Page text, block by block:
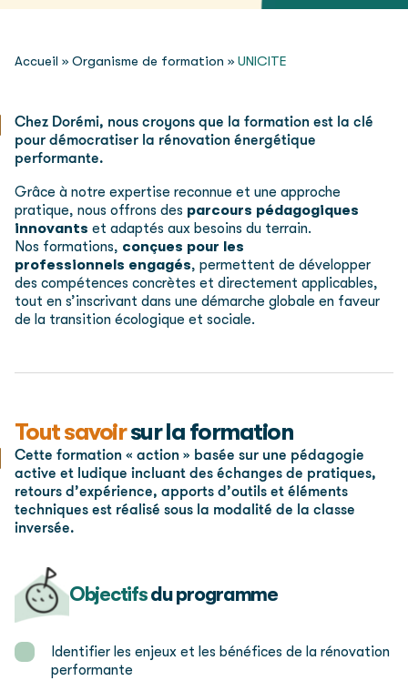
Accueil » Organisme de formation » UNICITE
Chez Dorémi, nous croyons que la formation est la clé
pour démocratiser la rénovation énergétique
performante.
Grâce à notre expertise reconnue et une approche
pratique, nous offrons des parcours pédagogiques
innovants et adaptés aux besoins du terrain.
Nos formations, conçues pour les
professionnels engagés, permettent de développer
des compétences concrètes et directement applicables,
tout en s’inscrivant dans une démarche globale en faveur
de la transition écologique et sociale.
Tout savoirsur la formation
Cette formation « action » basée sur une pédagogie
active et ludique incluant des échanges de pratiques,
retours d’expérience, apports d’outils et éléments
techniques est réalisé sous la modalité de la classe
inversée.
Objectifsdu programme
Identifier les enjeux et les bénéfices de la rénovation
performante